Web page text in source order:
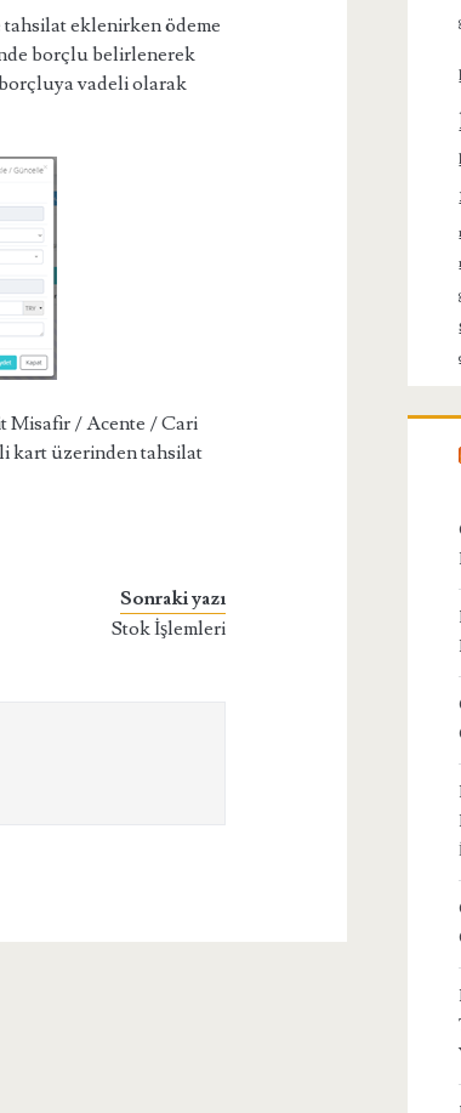
eklenirken ödeme
borçlu belirlenerek
vadeli olarak
Misafir / Acente / Cari
kart üzerinden tahsilat
Sonraki yazı
Stok İşlemleri